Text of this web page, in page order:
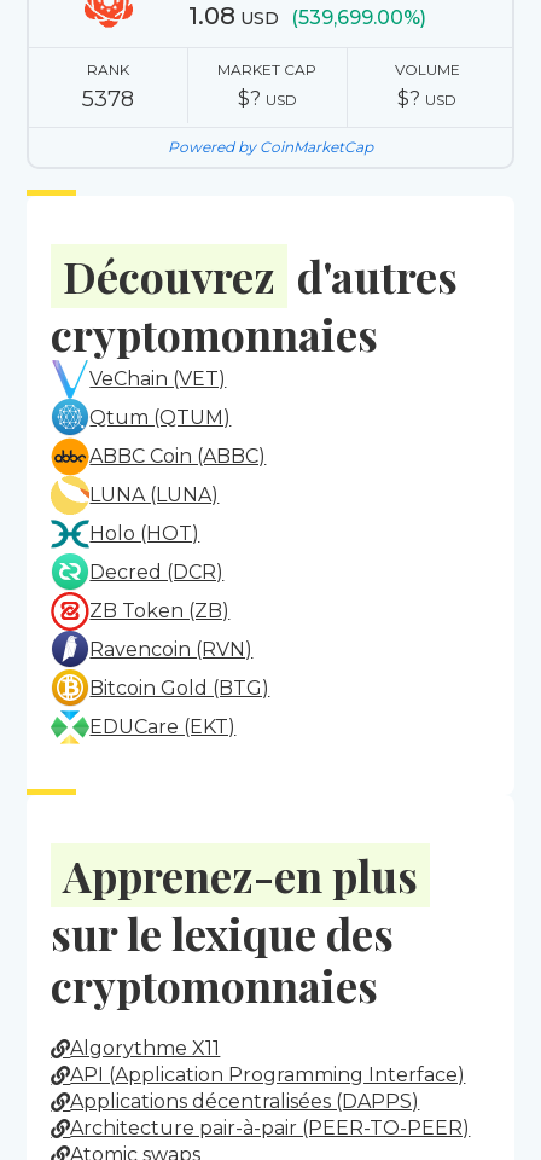
1.08 USD (539,699.00%)
RANK
5378
MARKET CAP
$? USD
VOLUME
$? USD
Powered by CoinMarketCap
Découvrez d'autres
cryptomonnaies
VeChain (VET)
Qtum (QTUM)
ABBC Coin (ABBC)
LUNA (LUNA)
Holo (HOT)
Decred (DCR)
ZB Token (ZB)
Ravencoin (RVN)
Bitcoin Gold (BTG)
EDUCare (EKT)
Apprenez-en plus
sur le lexique des
cryptomonnaies
Algorythme X11
API (Application Programming Interface)
Applications décentralisées (DAPPS)
Architecture pair-à-pair (PEER-TO-PEER)
Atomic swaps